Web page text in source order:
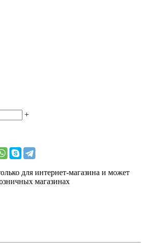
+
для интернет-магазина и может
магазинах